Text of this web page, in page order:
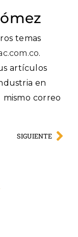
temas
.
artículos
en
correo
SIGUIENTE